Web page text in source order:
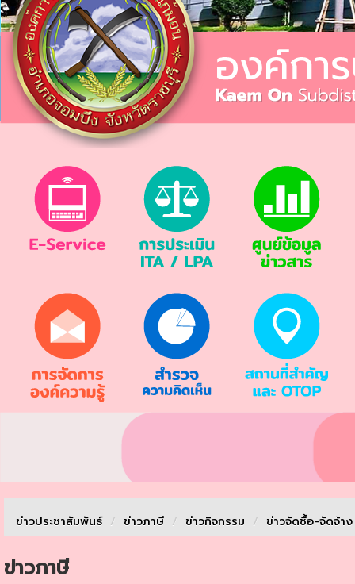
ข่าวประชาสัมพันธ์ / ข่าวภาษี / ข่าวกิจกรรม / ข่าวจัดชื้อ-จัดจ้า
ข่าวภาษี